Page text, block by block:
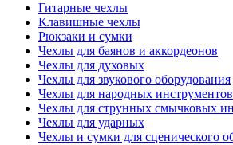
Гитарные чехлы
Клавишные чехлы
Рюкзаки и сумки
Чехлы для баянов и аккордеонов
Чехлы для духовых
Чехлы для звукового оборудования
Чехлы для народных инструментов
Чехлы для струнных смычковых
Чехлы для ударных
Чехлы и сумки для сценического